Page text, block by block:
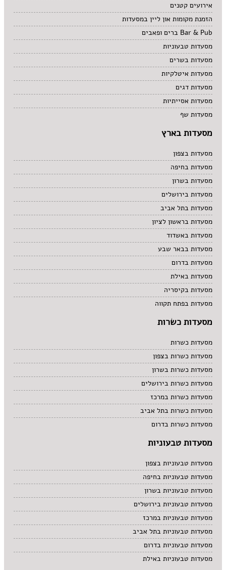
אירועים קטנים
הזמנת מקומות און ליין במסעדות
Bar & Pub ברים ופאבים
מסעדות טבעוניות
מסעדות בשרים
מסעדות איטלקיות
מסעדות דגים
מסעדות אסייתיות
מסעדות שף
מסעדות בארץ
מסעדות בצפון
מסעדות בחיפה
מסעדות בשרון
מסעדות בירושלים
מסעדות בתל אביב
מסעדות בראשון לציון
מסעדות באשדוד
מסעדות בבאר שבע
מסעדות בדרום
מסעדות באילת
מסעדות בקיסריה
מסעדות בפתח תקווה
מסעדות כשרות
מסעדות כשרות
מסעדות כשרות בצפון
מסעדות כשרות בשרון
מסעדות כשרות בירושלים
מסעדות כשרות במרכז
מסעדות כשרות בתל אביב
מסעדות כשרות בדרום
מסעדות טבעוניות
מסעדות טבעוניות בצפון
מסעדות טבעוניות בחיפה
מסעדות טבעוניות בשרון
מסעדות טבעוניות בירושלים
מסעדות טבעוניות במרכז
מסעדות טבעוניות בתל אביב
מסעדות טבעוניות בדרום
מסעדות טבעוניות באילת